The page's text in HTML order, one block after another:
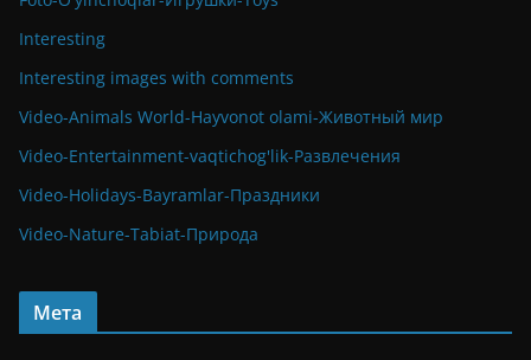
Interesting
Interesting images with comments
Video-Animals World-Hayvonot olami-Животный мир
Video-Entertainment-vaqtichog'lik-Развлечения
Video-Holidays-Bayramlar-Праздники
Video-Nature-Tabiat-Природа
Мета